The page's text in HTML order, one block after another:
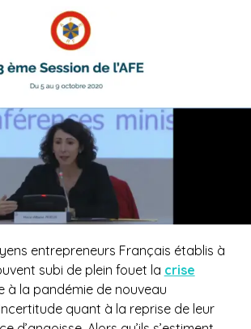
entrepreneurs Français établis à
subi de plein fouet la crise
à la pandémie de nouveau
quant à la reprise de leur